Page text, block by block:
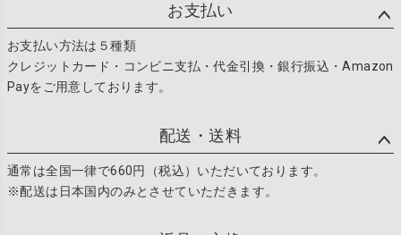
お支払い
お支払い方法は５種類
クレジットカード・コンビニ支払・代金引換・銀行振込・Amazon
Payをご用意しております。
配送・送料
通常は全国一律で660円（税込）いただいております。
※配送は日本国内のみとさせていただきます。